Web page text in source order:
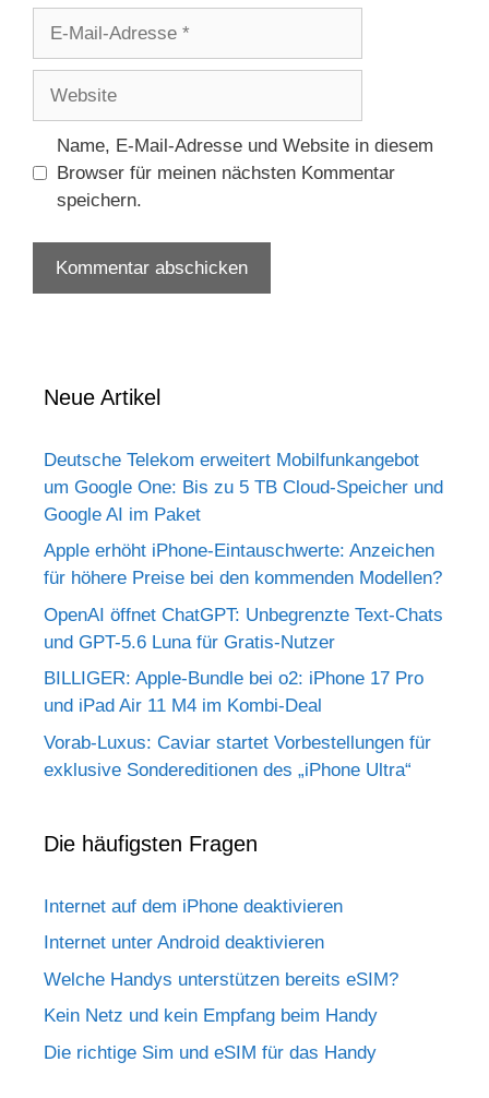
Adresse
Name, E-Mail-Adresse und Website in diesem
Browser für meinen nächsten Kommentar
speichern.
Neue Artikel
Deutsche Telekom erweitert Mobilfunkangebot
um Google One: Bis zu 5 TB Cloud-Speicher und
Google AI im Paket
Apple erhöht iPhone-Eintauschwerte: Anzeichen
für höhere Preise bei den kommenden Modellen?
OpenAI öffnet ChatGPT: Unbegrenzte Text-Chats
und GPT-5.6 Luna für Gratis-Nutzer
BILLIGER: Apple-Bundle bei o2: iPhone 17 Pro
und iPad Air 11 M4 im Kombi-Deal
Vorab-Luxus: Caviar startet Vorbestellungen für
exklusive Sondereditionen des „iPhone Ultra“
Die häufigsten Fragen
Internet auf dem iPhone deaktivieren
Internet unter Android deaktivieren
Welche Handys unterstützen bereits eSIM?
Kein Netz und kein Empfang beim Handy
Die richtige Sim und eSIM für das Handy